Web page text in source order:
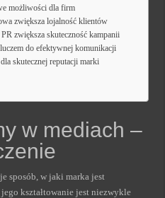
możliwości dla firm
zwiększa lojalność klientów
zwiększa skuteczność kampanii
do efektywnej komunikacji
skutecznej reputacji marki
w mediach –
sposób, w jaki marka jest
kształtowanie jest niezwykle